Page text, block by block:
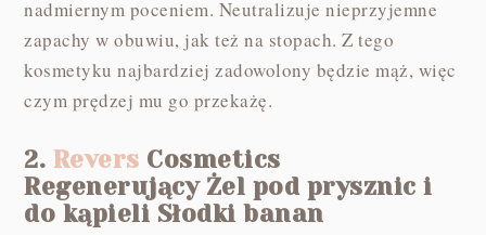
nadmiernym poceniem. Neutralizuje nieprzyjemne
zapachy w obuwiu, jak też na stopach. Z tego
kosmetyku najbardziej zadowolony będzie mąż, więc
czym prędzej mu go przekażę.
2. Revers Cosmetics
Regenerujący Żel pod prysznic i
do kąpieli Słodki banan